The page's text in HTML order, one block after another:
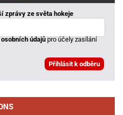
zprávy ze světa hokeje
údajůpro účely zasílání